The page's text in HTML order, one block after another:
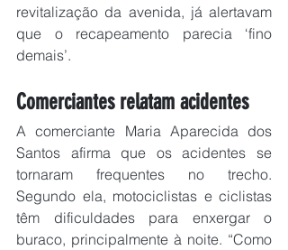
revitalização da avenida, já alertavam
que o recapeamento parecia ‘fino
demais’.
Comerciantes relatam acidentes
A comerciante Maria Aparecida dos
Santos afirma que os acidentes se
tornaram frequentes no trecho.
Segundo ela, motociclistas e ciclistas
têm dificuldades para enxergar o
buraco, principalmente à noite. “Como